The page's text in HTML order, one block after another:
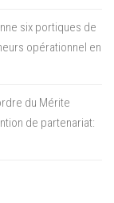
six portiques de
opérationnel en
du Mérite
de partenariat: